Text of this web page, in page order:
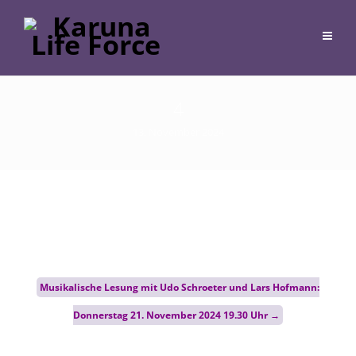
Post
navigation
Musikalische Lesung mit Udo Schroeter und Lars Hofmann:
Donnerstag 21. November 2024 19.30 Uhr →